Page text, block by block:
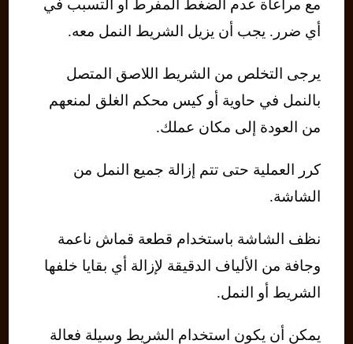
مع مراعاة عدم الضغط المفرط أو التسبب في
أي ضرر. يجب أن يزيل الشريط النمل معه.
يرجى التخلص من الشريط اللاصق المتصل
بالنمل في حاوية أو كيس محكم الغلق لمنعهم
من العودة إلى مكان عملك.
كرر العملية حتى تتم إزالة جميع النمل من
الشاشة.
نظف الشاشة باستخدام قطعة قماش ناعمة
وجافة من الألياف الدقيقة لإزالة أي بقايا خلفها
الشريط أو النمل.
يمكن أن يكون استخدام الشريط وسيلة فعالة